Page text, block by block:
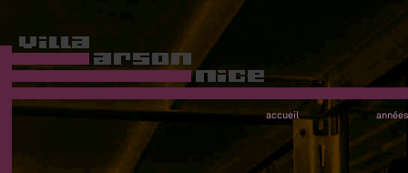
accueil années